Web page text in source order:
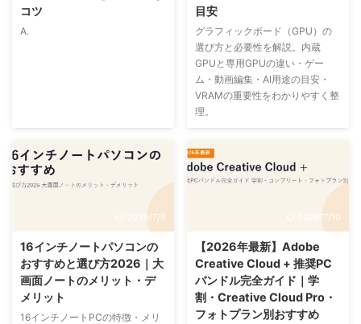
コツ
A.
目安
グラフィックボード（GPU）の
選び方と必要性を解説。内蔵
GPUと専用GPUの違い・ゲー
ム・動画編集・AI用途の目安・
VRAMの重要性をわかりやすく整
理。
2026/7/9
16インチノートパソコンの
おすすめと選び方2026｜大
画面ノートのメリット・デ
メリット
16インチノートPCの特徴・メリ
2026/7/10
【2026年最新】Adobe
Creative Cloud + 推奨PC
バンドル完全ガイド｜学
割・Creative Cloud Pro・
フォトプラン別おすすめ